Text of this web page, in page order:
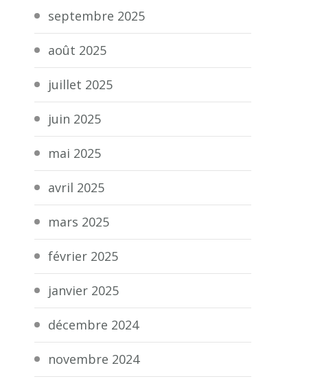
septembre 2025
août 2025
juillet 2025
juin 2025
mai 2025
avril 2025
mars 2025
février 2025
janvier 2025
décembre 2024
novembre 2024